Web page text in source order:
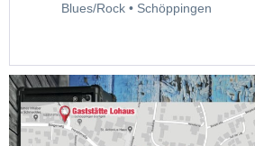
Blues/Rock • Schöppingen